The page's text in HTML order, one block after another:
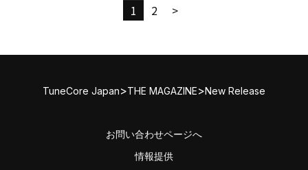
1 2 >
TuneCore Japan>THE MAGAZINE>New Release
お問い合わせページへ
情報提供